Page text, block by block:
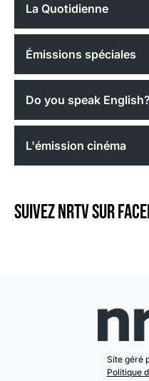
La Quotidienne
Émissions spéciales
Do you speak English?
L'émission cinéma
Suivez NRTV sur
Site géré
Politique